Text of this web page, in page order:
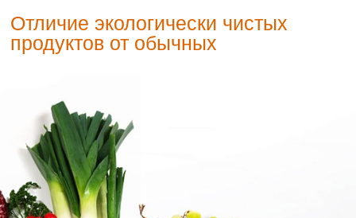
Отличие экологически чистых
продуктов от обычных